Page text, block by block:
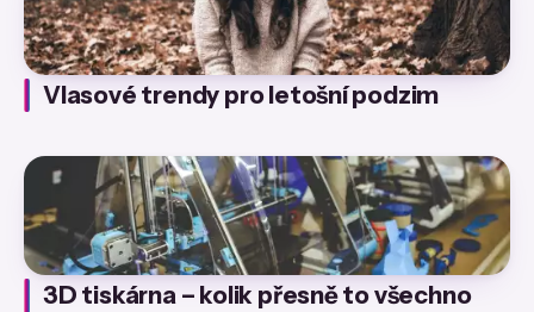
Vlasové trendy pro letošní podzim
3D tiskárna – kolik přesně to všechno